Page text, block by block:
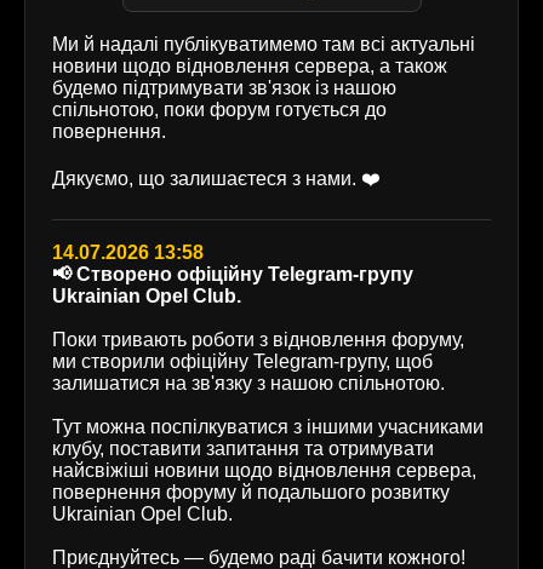
Ми й надалі публікуватимемо там всі актуальні
новини щодо відновлення сервера, а також
будемо підтримувати зв'язок із нашою
спільнотою, поки форум готується до
повернення.
Дякуємо, що залишаєтеся з нами. ❤️
14.07.2026 13:58
📢 Створено офіційну Telegram-групу
Ukrainian Opel Club.
Поки тривають роботи з відновлення форуму,
ми створили офіційну Telegram-групу, щоб
залишатися на зв'язку з нашою спільнотою.
Тут можна поспілкуватися з іншими учасниками
клубу, поставити запитання та отримувати
найсвіжіші новини щодо відновлення сервера,
повернення форуму й подальшого розвитку
Ukrainian Opel Club.
Приєднуйтесь — будемо раді бачити кожного!